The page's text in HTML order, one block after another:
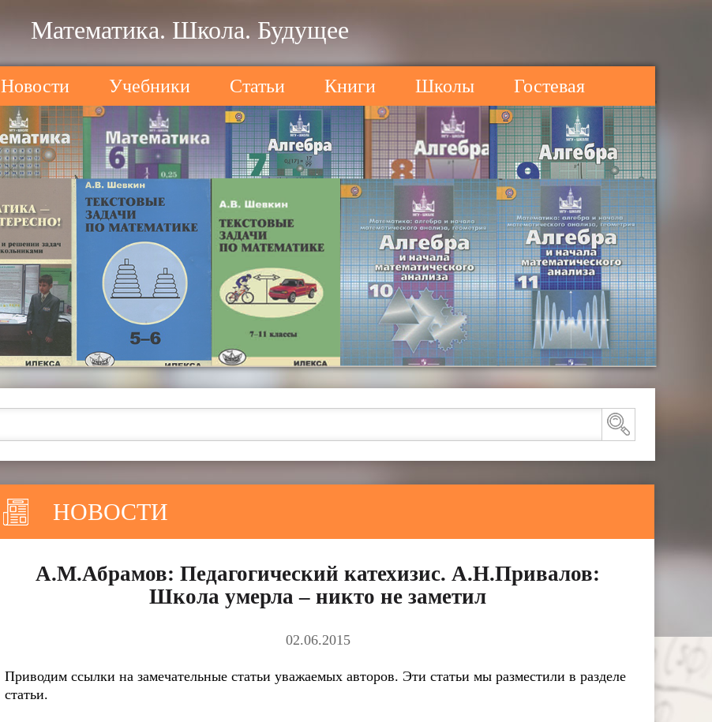
Математика. Школа. Будущее
Новости Учебники Статьи Книги Школы Гостевая
НОВОСТИ
А.М.Абрамов: Педагогический катехизис. А.Н.Привалов:
Школа умерла – никто не заметил
02.06.2015
Приводим ссылки на замечательные статьи уважаемых авторов. Эти статьи мы разместили в разделе
статьи.